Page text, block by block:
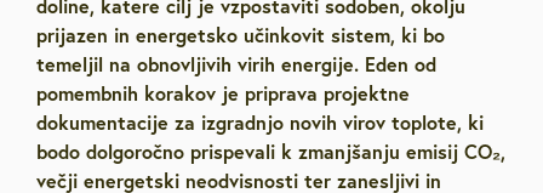
doline, katere cilj je vzpostaviti sodoben, okolju
prijazen in energetsko učinkovit sistem, ki bo
temeljil na obnovljivih virih energije. Eden od
pomembnih korakov je priprava projektne
dokumentacije za izgradnjo novih virov toplote, ki
bodo dolgoročno prispevali k zmanjšanju emisij CO₂,
večji energetski neodvisnosti ter zanesljivi in